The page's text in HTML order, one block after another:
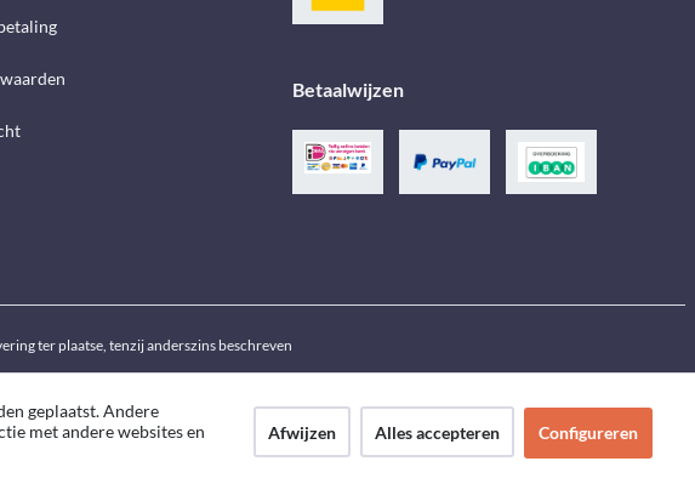
Betaalwijzen
ter plaatse, tenzij anderszins beschreven
geplaatst. Andere
met andere websites en
Afwijzen Alles accepteren Configureren